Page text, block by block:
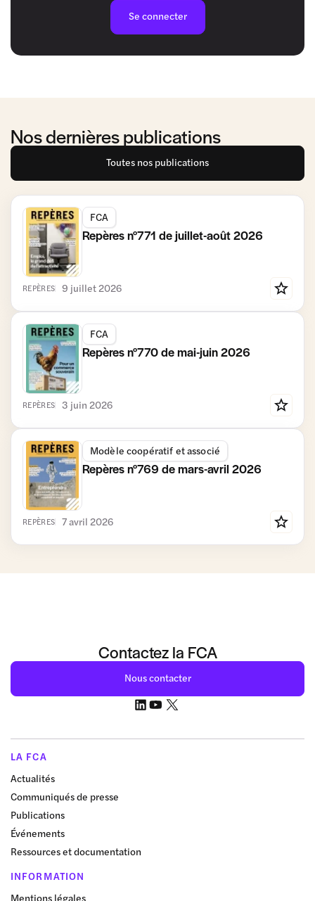
Se connecter
Nos dernières publications
Toutes nos publications
FCA
Repères n°771 de juillet-août 2026
REPÈRES 9 juillet 2026
FCA
Repères n°770 de mai-juin 2026
REPÈRES 3 juin 2026
Modèle coopératif et associé
Repères n°769 de mars-avril 2026
REPÈRES 7 avril 2026
Contactez la FCA
Nous contacter
LA FCA
Actualités
Communiqués de presse
Publications
Événements
Ressources et documentation
INFORMATION
Mentions légales